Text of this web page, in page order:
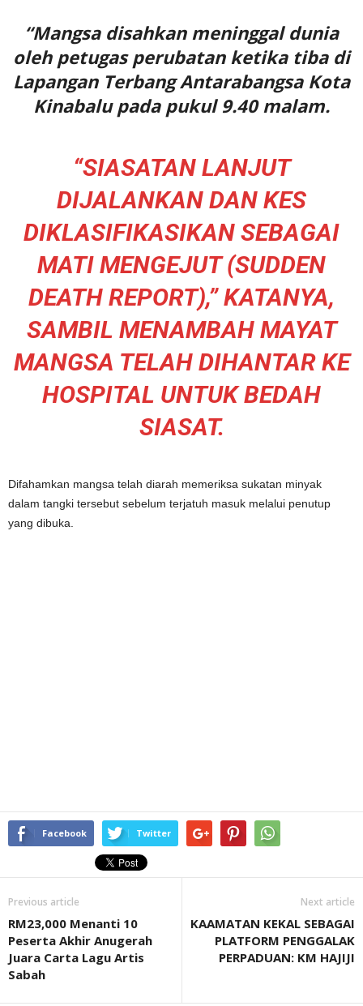
“Mangsa disahkan meninggal dunia
oleh petugas perubatan ketika tiba di
Lapangan Terbang Antarabangsa Kota
Kinabalu pada pukul 9.40 malam.
“SIASATAN LANJUT
DIJALANKAN DAN KES
DIKLASIFIKASIKAN SEBAGAI
MATI MENGEJUT (SUDDEN
DEATH REPORT),” KATANYA,
SAMBIL MENAMBAH MAYAT
MANGSA TELAH DIHANTAR KE
HOSPITAL UNTUK BEDAH
SIASAT.
Difahamkan mangsa telah diarah memeriksa sukatan minyak
dalam tangki tersebut sebelum terjatuh masuk melalui penutup
yang dibuka.
Facebook Twitter
Previous article
RM23,000 Menanti 10
Peserta Akhir Anugerah
Juara Carta Lagu Artis
Sabah
Next article
KAAMATAN KEKAL SEBAGAI
PLATFORM PENGGALAK
PERPADUAN: KM HAJIJI